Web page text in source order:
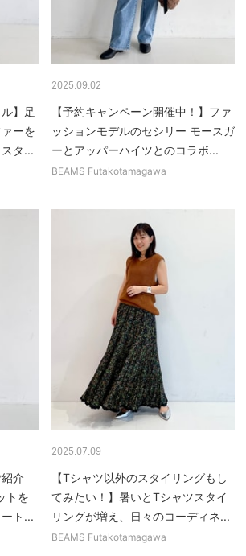
】足
ーを
タ...
2025.09.02
【予約キャンペーン開催中！】ファ
ッションモデルのセシリー モースガ
ーとアッパーハイツとのコラボ...
BEAMS Futakotamagawa
介
トを
ト...
2025.07.09
【Tシャツ以外のスタイリングもし
てみたい！】暑いとTシャツスタイ
リングが増え、日々のコーディネ...
BEAMS Futakotamagawa